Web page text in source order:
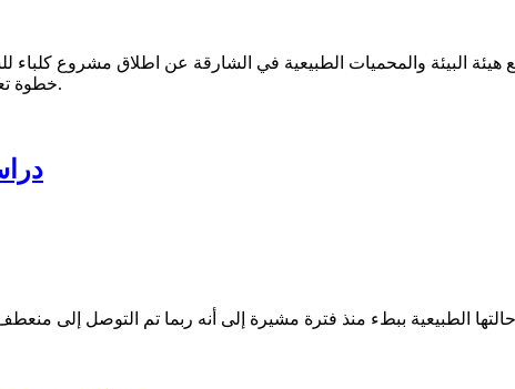
البيئة والمحميات الطبيعية في الشارقة عن اطلاق مشروع كلباء
خطوة تعد الأضخم من نوعها في مجال تطوير مرافق السياحية البيئية في المنطقة.